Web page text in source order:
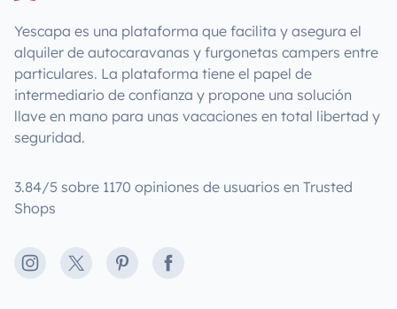
Yescapa es una plataforma que facilita y asegura el
alquiler de autocaravanas y furgonetas campers entre
particulares. La plataforma tiene el papel de
intermediario de confianza y propone una solución
llave en mano para unas vacaciones en total libertad y
seguridad.
3.84/5 sobre 1170 opiniones de usuarios en Trusted
Shops
Instagram
X PinterestFacebook